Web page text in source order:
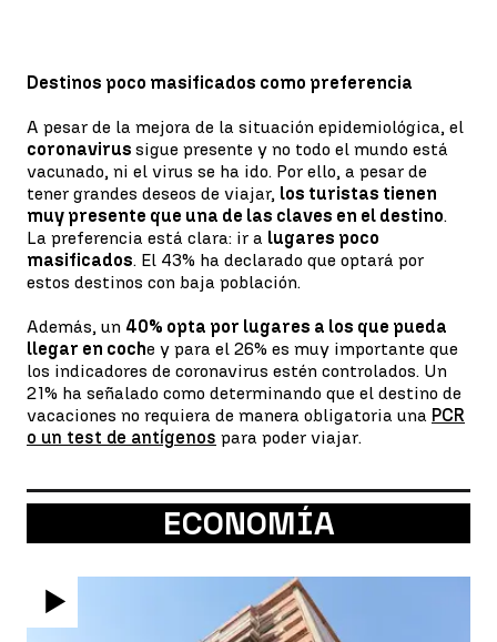
Destinos poco masificados como preferencia
A pesar de la mejora de la situación epidemiológica, el
coronavirus sigue presente y no todo el mundo está
vacunado, ni el virus se ha ido. Por ello, a pesar de
tener grandes deseos de viajar, los turistas tienen
muy presente que una de las claves en el destino.
La preferencia está clara: ir a lugares poco
masificados. El 43% ha declarado que optará por
estos destinos con baja población.
Además, un 40% opta por lugares a los que pueda
llegar en coche y para el 26% es muy importante que
los indicadores de coronavirus estén controlados. Un
21% ha señalado como determinando que el destino de
vacaciones no requiera de manera obligatoria una PCR
o un test de antígenos para poder viajar.
ECONOMÍA